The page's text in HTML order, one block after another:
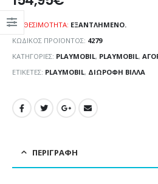
ΔΙΑΘΕΣΙΜΌΤΗΤΑ: ΕΞΑΝΤΛΗΜΈΝΟ.
ΚΩΔΙΚΌΣ ΠΡΟΪΌΝΤΟΣ: 4279
ΚΑΤΗΓΟΡΊΕΣ: PLAYMOBIL, PLAYMOBIL,
ΕΤΙΚΈΤΕΣ: PLAYMOBIL, ΔΙΏΡΟΦΗ ΒΊΛΛΑ
ΠΕΡΙΓΡΑΦΉ